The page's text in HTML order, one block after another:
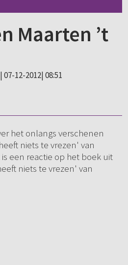
Maarten ’t
| 07-12-2012| 08:51
het onlangs verschenen
niets te vrezen' van
een reactie op het boek uit
niets te vrezen' van